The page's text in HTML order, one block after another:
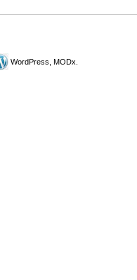
WordPress, MODx.